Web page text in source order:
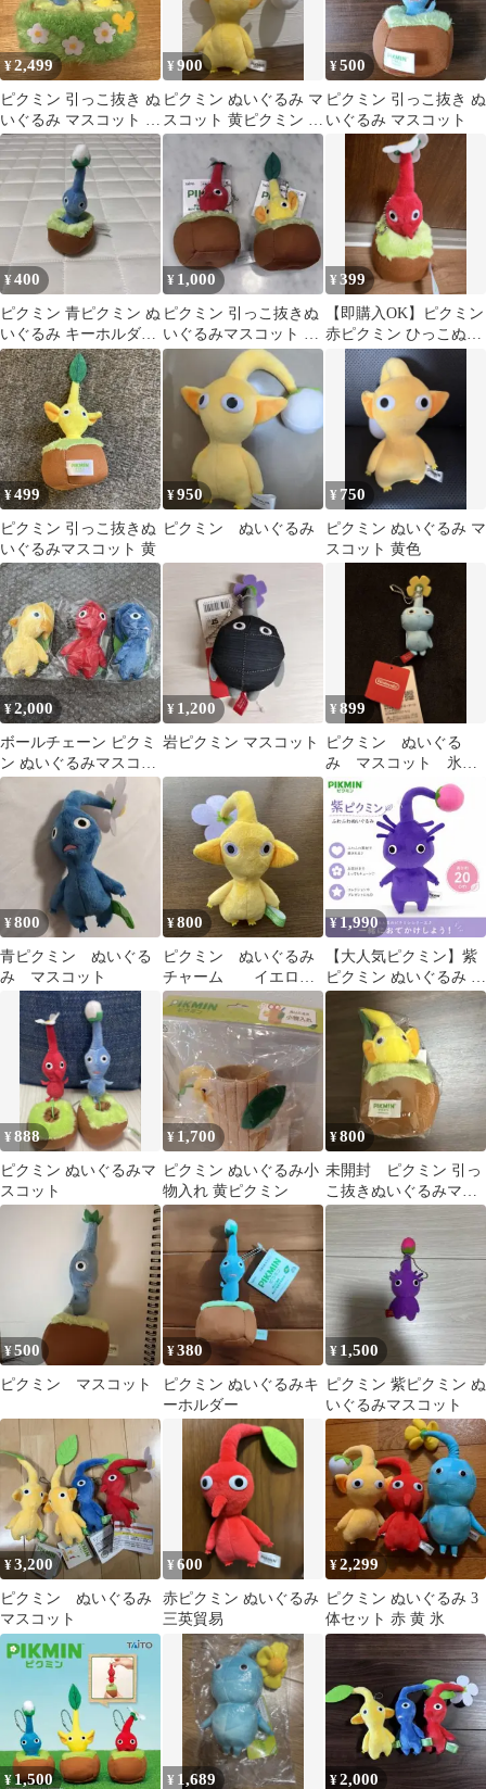
¥2,499
ピクミン 引っこ抜き ぬ
いぐるみ マスコット 青
黄 小物入れ 赤
¥900
ピクミン ぬいぐるみ マ
スコット 黄ピクミン 正
規品
¥500
ピクミン 引っこ抜き ぬ
いぐるみ マスコット
¥400
ピクミン 青ピクミン ぬ
いぐるみ キーホルダー
ストラップ マスコット
¥ 1,000
ピクミン 引っこ抜きぬ
いぐるみマスコット 赤
黄 2点セット
¥399
【即購入OK】ピクミン
赤ピクミン ひっこぬき
ぬいぐるみマスコット
¥499
ピクミン 引っこ抜きぬ
いぐるみマスコット 黄
¥950
ピクミン ぬいぐるみ
¥ 750
ピクミン ぬいぐるみ マ
スコット 黄色
¥2,000
ボールチェーン ピクミ
ン ぬいぐるみマスコッ
ト 赤青黄
¥ 1,200
岩ピクミン マスコット
¥899
ピクミン ぬいぐる
み マスコット 氷ピ
クミン
¥800
青ピクミン ぬいぐる
み マスコット
¥800
ピクミン ぬいぐるみ
チャーム イエロ
ー フラワー
¥1,990
【大人気ピクミン】紫
ピクミン ぬいぐるみ ふ
わふわぬいぐるみ
¥888
ピクミン ぬいぐるみマ
スコット
¥ 1,700
ピクミン ぬいぐるみ小
物入れ 黄ピクミン
¥800
未開封 ピクミン 引っ
こ抜きぬいぐるみマス
コット 黄ピクミン
¥500
ピクミン マスコット
¥380
ピクミン ぬいぐるみキ
ーホルダー
¥ 1,500
ピクミン 紫ピクミン ぬ
いぐるみマスコット
¥3,200
ピクミン ぬいぐるみ
マスコット
¥600
赤ピクミン ぬいぐるみ
三英貿易
¥2,299
ピクミン ぬいぐるみ 3
体セット 赤 黄 氷
¥1,500 ¥ 1,689 ¥2,000